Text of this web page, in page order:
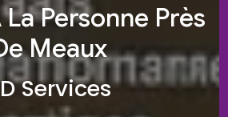
Personne Près
Meaux
Services